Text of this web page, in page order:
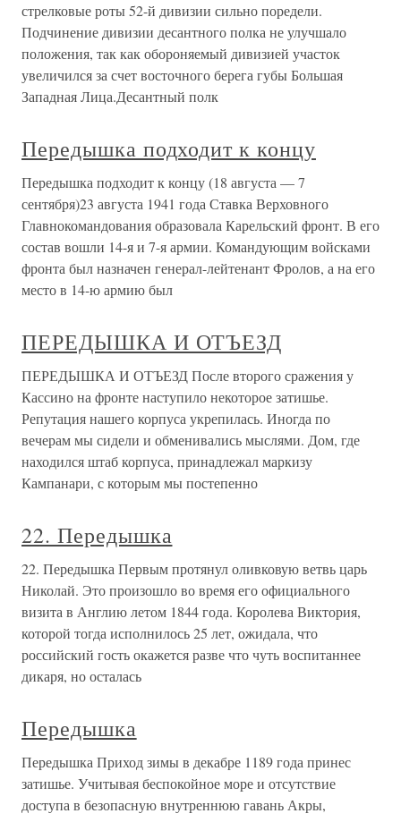
стрелковые роты 52-й дивизии сильно поредели.
Подчинение дивизии десантного полка не улучшало
положения, так как обороняемый дивизией участок
увеличился за счет восточного берега губы Большая
Западная Лица.Десантный полк
Передышка подходит к концу
Передышка подходит к концу (18 августа — 7
сентября)23 августа 1941 года Ставка Верховного
Главнокомандования образовала Карельский фронт. В его
состав вошли 14-я и 7-я армии. Командующим войсками
фронта был назначен генерал-лейтенант Фролов, а на его
место в 14-ю армию был
ПЕРЕДЫШКА И ОТЪЕЗД
ПЕРЕДЫШКА И ОТЪЕЗД После второго сражения у
Кассино на фронте наступило некоторое затишье.
Репутация нашего корпуса укрепилась. Иногда по
вечерам мы сидели и обменивались мыслями. Дом, где
находился штаб корпуса, принадлежал маркизу
Кампанари, с которым мы постепенно
22. Передышка
22. Передышка Первым протянул оливковую ветвь царь
Николай. Это произошло во время его официального
визита в Англию летом 1844 года. Королева Виктория,
которой тогда исполнилось 25 лет, ожидала, что
российский гость окажется разве что чуть воспитаннее
дикаря, но осталась
Передышка
Передышка Приход зимы в декабре 1189 года принес
затишье. Учитывая беспокойное море и отсутствие
доступа в безопасную внутреннюю гавань Акры,